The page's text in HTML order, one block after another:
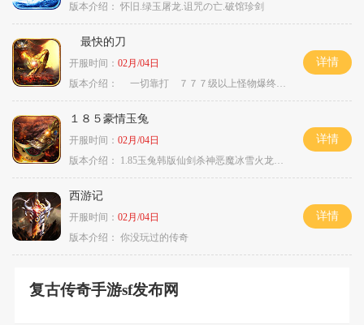
版本介绍： 怀旧.绿玉屠龙.诅咒の亡.破馆珍剑
最快的刀
开服时间： 02月/04日
版本介绍：
一切靠打 ７７７级以上怪物爆终极
详情
１８５豪情玉兔
开服时间： 02月/04日
版本介绍：
1.85玉兔韩版仙剑杀神恶魔冰雪火龙神器专属
详情
西游记
开服时间： 02月/04日
版本介绍： 你没玩过的传奇
详情
复古传奇手游sf发布网